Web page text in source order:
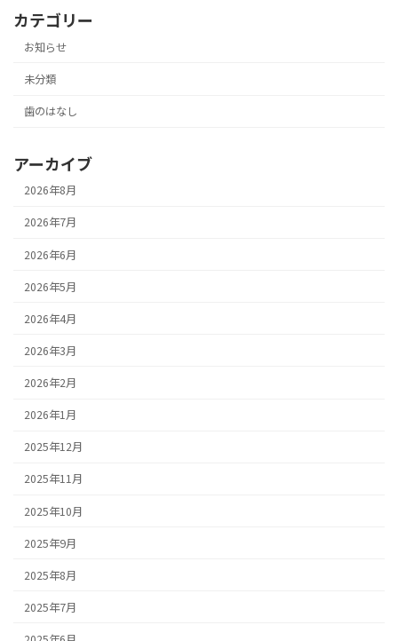
カテゴリー
お知らせ
未分類
歯のはなし
アーカイブ
2026年8月
2026年7月
2026年6月
2026年5月
2026年4月
2026年3月
2026年2月
2026年1月
2025年12月
2025年11月
2025年10月
2025年9月
2025年8月
2025年7月